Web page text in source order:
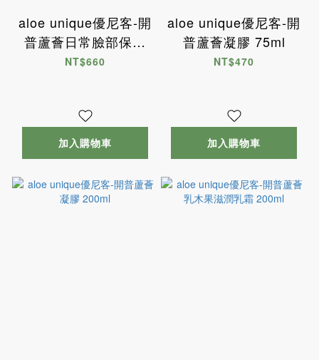
aloe unique優尼客-開
普蘆薈日常臉部保濕
乳 100ml
NT$660
加入購物車
aloe unique優尼客-開
普蘆薈凝膠 75ml
NT$470
加入購物車